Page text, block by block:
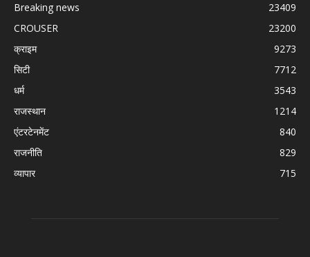
Breaking news
23409
CROUSER
23200
क्राइम
9273
सिटी
7712
धर्म
3543
राजस्थान
1214
एंटरटेनमेंट
840
राजनीति
829
व्यापार
715